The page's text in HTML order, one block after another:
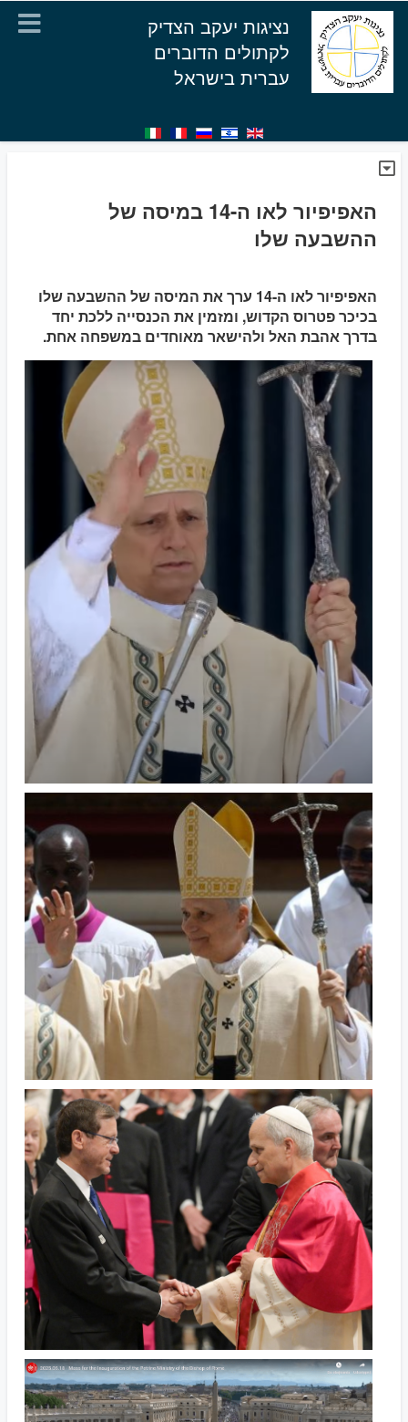
נציגות יעקב הצדיק
לקתולים הדוברים
עברית בישראל
האפיפיור לאו ה-14 במיסה של
ההשבעה שלו
האפיפיור לאו ה-14 ערך את המיסה של ההשבעה שלו
בכיכר פטרוס הקדוש, ומזמין את הכנסייה ללכת יחד
בדרך אהבת האל ולהישאר מאוחדים במשפחה אחת.